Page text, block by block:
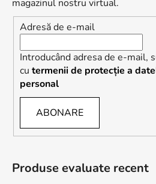
magazinul nostru virtual.
Adresă de e-mail
Introducând adresa de e-mail,
cu termenii de protecție a
personal
ABONARE
Produse evaluate recent